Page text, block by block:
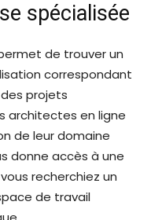
spécialisée
de trouver un
correspondant
projets
architectes en ligne
de leur domaine
donne accès à une
recherchiez un
de travail